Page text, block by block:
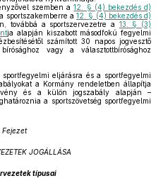
szemben a12. § (4) bekezdés d)
sportszakemberre a12. § (4) bekezdés d)
továbbá a sportszervezetre a 13. § (3)
ja alapján kiszabott másodfokú fegyelmi
számított 30 napos jogvesztő
vagy a választottbírósághoz
eljárásra és a sportfegyelmi
a Kormány rendeletben állapítja
és a külön jogszabály alapján –
a sportszövetség sportfegyelmi
Fejezet
JOGÁLLÁSA
típusai